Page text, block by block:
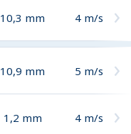
10,3 mm 4 m/s
10,9 mm 5 m/s
1,2 mm 4 m/s